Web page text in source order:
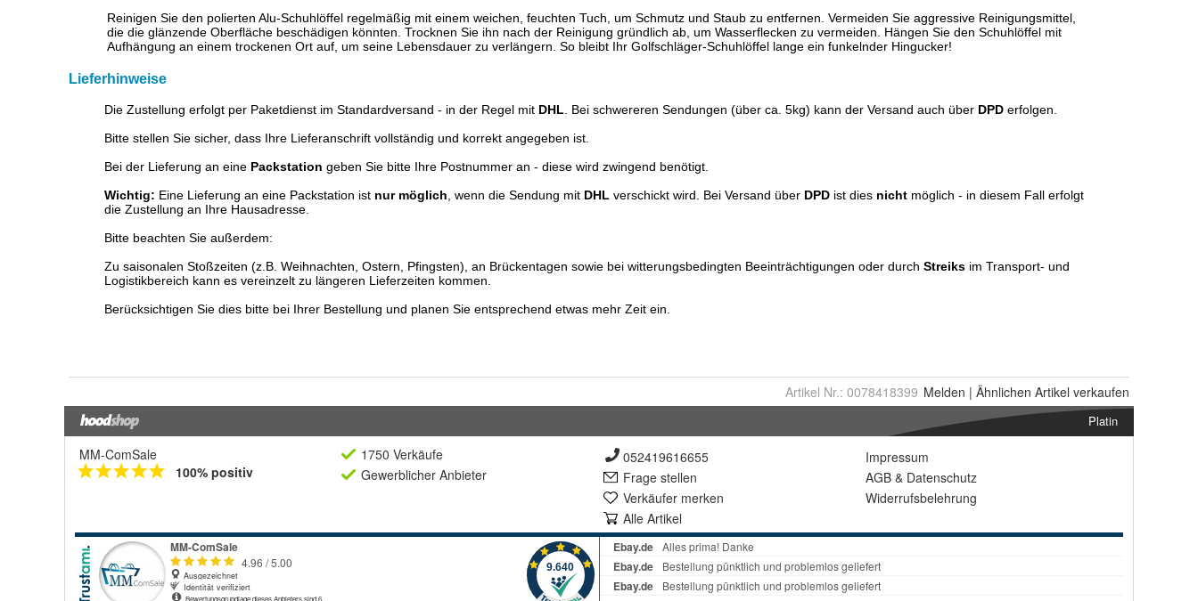
Artikel Nr.: 0078418399 Melden | Ähnlichen Artikel verkaufen
Platin
MM-ComSale
100% positiv
1750 Verkäufe
Gewerblicher Anbieter
052419616655
Frage stellen
Verkäufer merken
Alle Artikel
Impressum
AGB & Datenschutz
Widerrufsbelehrung